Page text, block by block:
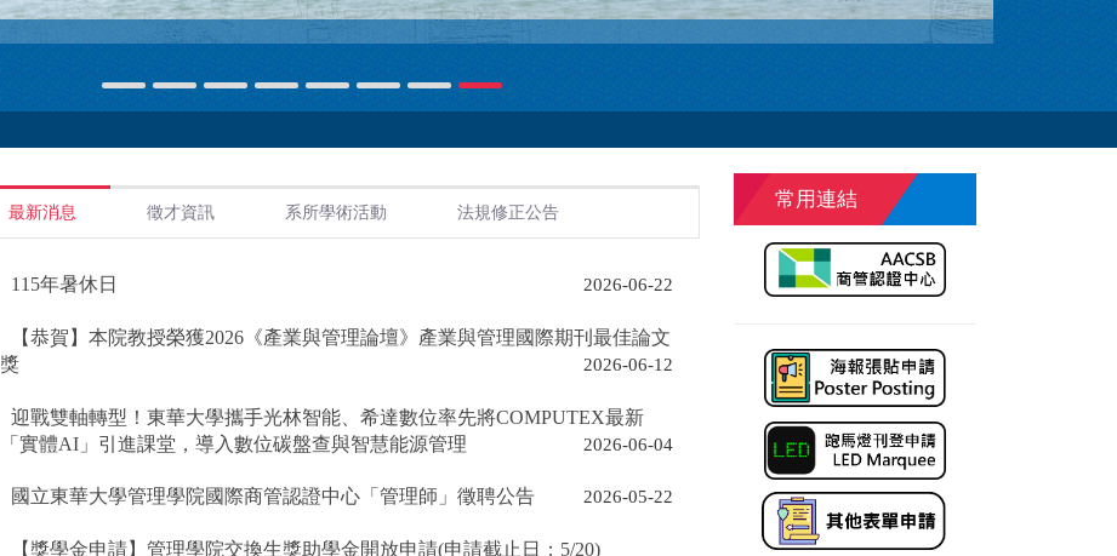
最新消息 徵才資訊 系所學術活動 法規修正公告
115年暑休日 2026-06-22
【恭賀】本院教授榮獲2026《產業與管理論壇》產業與管理國際期刊最佳論文
獎
2026-06-12
迎戰雙軸轉型！東華大學攜手光林智能、希達數位率先將COMPUTEX最新
「實體AI」引進課堂，導入數位碳盤查與智慧能源管理
2026-06-04
國立東華大學管理學院國際商管認證中心「管理師」徵聘公告 2026-05-22
【獎學金申請】管理學院交換生獎助學金開放申請(申請截止日：5/20)
常用連結